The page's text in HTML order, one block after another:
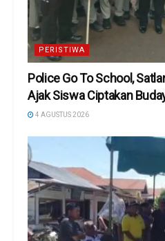
PERISTIWA
Police Go To School,
Ajak Siswa Ciptakan
4 AGUSTUS 2026